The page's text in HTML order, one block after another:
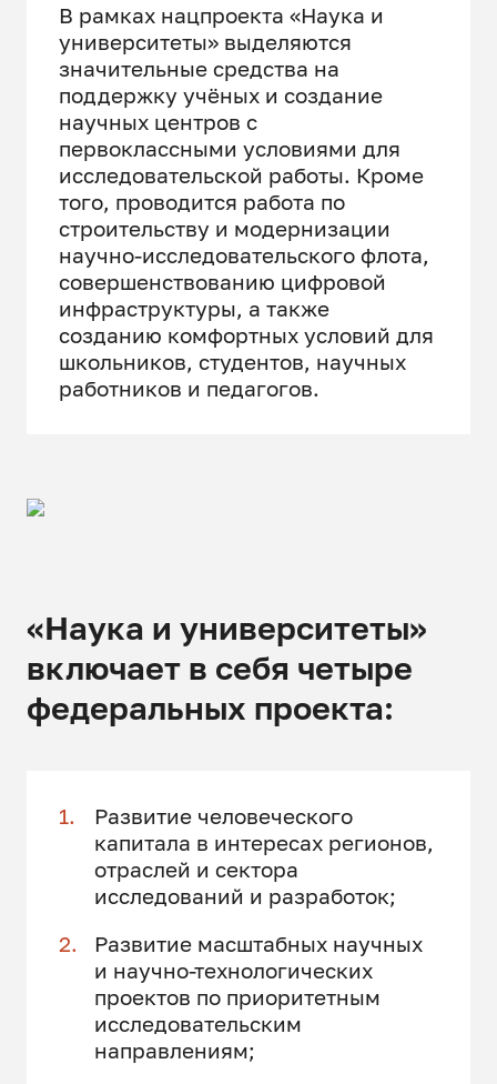
В рамках нацпроекта «Наука и
университеты» выделяются
значительные средства на
поддержку учёных и создание
научных центров с
первоклассными условиями для
исследовательской работы. Кроме
того, проводится работа по
строительству и модернизации
научно-исследовательского флота,
совершенствованию цифровой
инфраструктуры, а также
созданию комфортных условий для
школьников, студентов, научных
работников и педагогов.
«Наука и университеты»
включает в себя четыре
федеральных проекта:
Развитие человеческого
капитала в интересах регионов,
отраслей и сектора
исследований и разработок;
Развитие масштабных научных
и научно-технологических
проектов по приоритетным
исследовательским
направлениям;